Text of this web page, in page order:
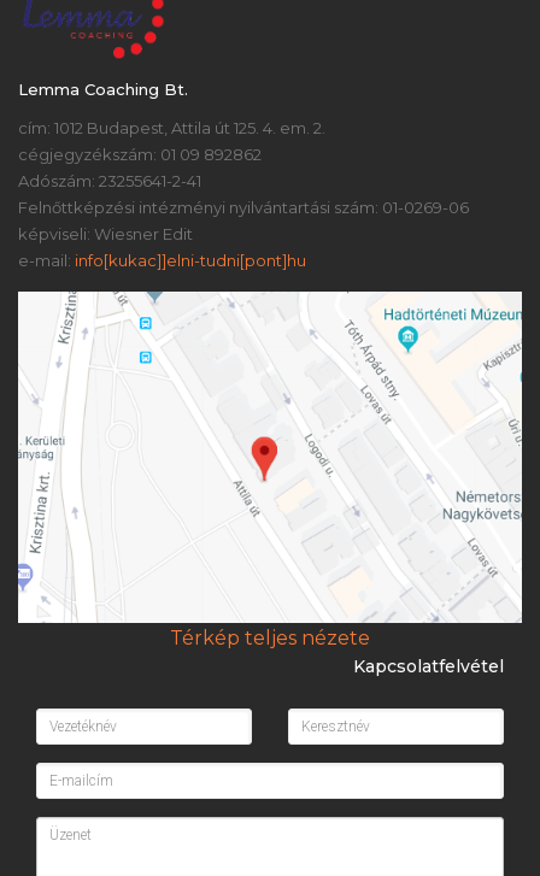
Lemma Coaching Bt.
cím: 1012 Budapest, Attila út 125. 4. em. 2.
cégjegyzékszám: 01 09 892862
Adószám: 23255641-2-41
Felnőttképzési intézményi nyilvántartási szám: 01-0269-06
képviseli: Wiesner Edit
e-mail: info[kukac]]elni-tudni[pont]hu
Térkép teljes nézete
Kapcsolatfelvétel